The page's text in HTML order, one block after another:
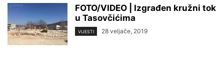
FOTO/VIDEO | Izgrađen kružni tok
u Tasovčićima
VIJESTI 28 veljače, 2019